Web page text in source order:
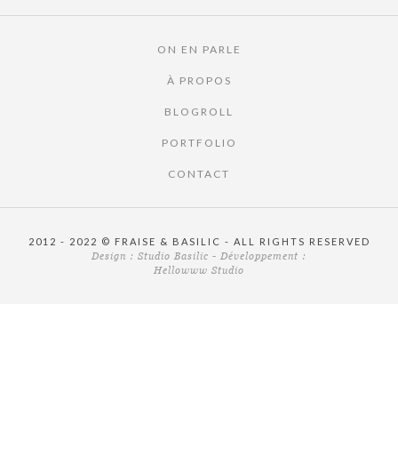
ON EN PARLE
À PROPOS
BLOGROLL
PORTFOLIO
CONTACT
2012 - 2022 © FRAISE & BASILIC - ALL RIGHTS RESERVED
Design : Studio Basilic - Développement :
Hellowww Studio